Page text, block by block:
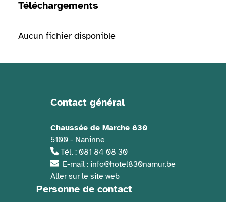
Téléchargements
Aucun fichier disponible
Informations de contact
Contact général
Chaussée de Marche 830
5100 - Naninne
Tél. : 081 84 08 30
E-mail : info@hotel830namur.be
Aller sur le site web
Personne de contact